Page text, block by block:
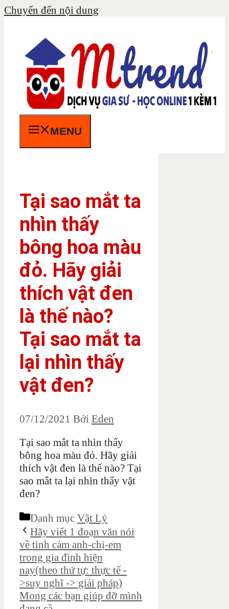
Chuyển đến nội dung
MENU
Tại sao mắt ta
nhìn thấy
bông hoa màu
đỏ. Hãy giải
thích vật đen
là thế nào?
Tại sao mắt ta
lại nhìn thấy
vật đen?
07/12/2021 Bởi Eden
Tại sao mắt ta nhìn thấy
bông hoa màu đỏ. Hãy giải
thích vật đen là thế nào? Tại
sao mắt ta lại nhìn thấy vật
đen?
Danh mục Vật Lý
Hãy viết 1 đoạn văn nói
về tình cảm anh-chị-em
trong gia đình hiện
nay(theo thứ tự: thực tế -
>suy nghĩ -> giải pháp)
Mong các bạn giúp đỡ mình